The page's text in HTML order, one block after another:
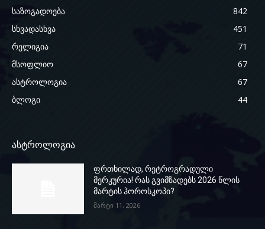
საზოგადოება
842
სხვადასხვა
451
რელიგია
71
მსოფლიო
67
ასტროლოგია
67
ბლოგი
44
ასტროლოგია
ფრთხილად, რეტროგრადული
მერკურია! რას გვიმზადებს 2026 წლის
მარტის ჰოროსკოპი?
მარტი 11, 2026